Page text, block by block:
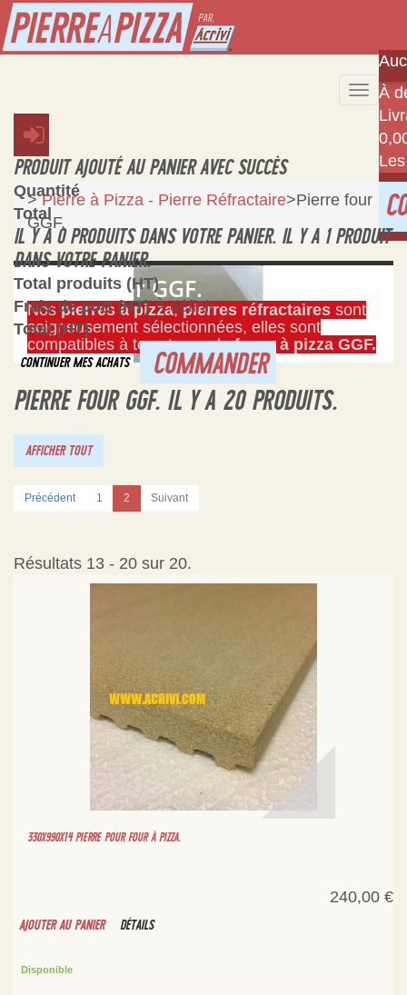
Toggle
À
PRODUIT AJOUTÉ AU PANIER AVEC SUCCÈS
Quantité
Total
IL Y A 0PRODUITS DANS VOTRE PANIER. IL Y A 1 PRODUIT
DANS VOTRE PANIER.
Total produits (HT)
Frais de port (HT)À définir
Total (HT)
CONTINUER MES ACHATS COMMANDER
> Pierre à Pizza - Pierre Réfractaire>Pierre four
GGF.
Pierre four GGF.
Nospierres à pizza,pierres réfractaires sont
soigneusement sélectionnées, elles sont
compatibles à tous types defours à pizza GGF.
PIERRE FOUR GGF. IL Y A 20 PRODUITS.
AFFICHER TOUT
Précédent 1 2 Suivant
Résultats 13 - 20 sur 20.
330X990X14 PIERRE POUR FOUR À PIZZA.
240,00 €
AJOUTER AU PANIER DÉTAILS
Disponible